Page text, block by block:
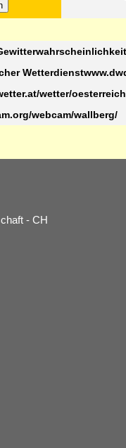
wetter/
webcam/wallberg/
- CH